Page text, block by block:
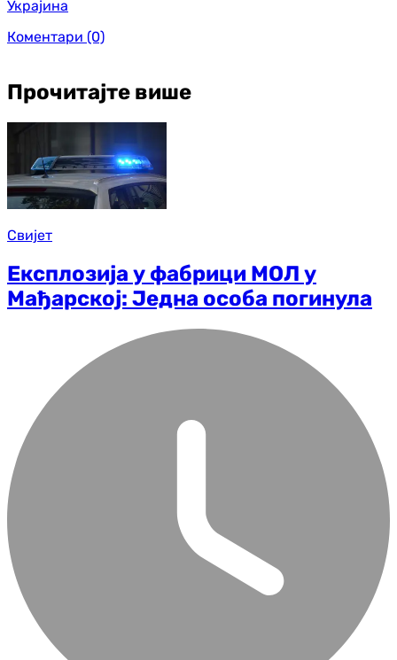
Украјина
Коментари (0)
Прочитајте више
Свијет
Експлозија у фабрици МОЛ у
Мађарској: Једна особа погинула